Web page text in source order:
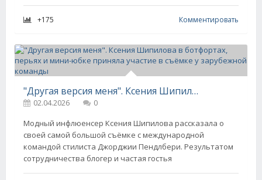
+175 Комментировать
"Другая версия меня". Ксения Шипилова в ботфортах, перьях и мини-юбке приняла участие в съёмке у зарубежной команды
02.04.2026
0
Модный инфлюенсер Ксения Шипилова рассказала о
своей самой большой съёмке с международной
командой стилиста Джорджии Пендлбери. Результатом
сотрудничества блогер и частая гостья